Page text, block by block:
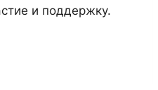
и поддержку.